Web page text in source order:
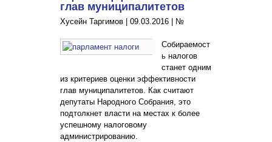
глав муниципалитетов
Хусейн Таргимов | 09.03.2016 №
Собираемост
ь налогов
станет одним
из критериев оценки эффективности
глав муниципалитетов. Как считают
депутаты Народного Собрания, это
подтолкнет власти на местах к более
успешному налоговому
администрированию.